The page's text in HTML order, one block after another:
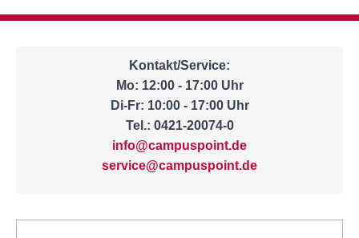
Kontakt/Service:
Mo: 12:00 - 17:00 Uhr
Di-Fr: 10:00 - 17:00 Uhr
Tel.: 0421-20074-0
info@campuspoint.de
service@campuspoint.de